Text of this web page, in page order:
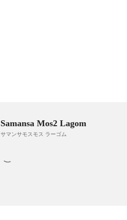
Samansa Mos2 Lagom
サマンサモスモス ラーゴム